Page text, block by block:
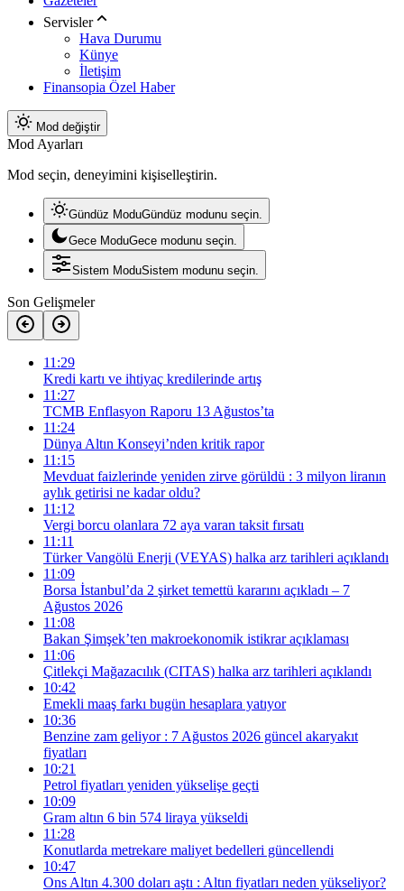
Servisler
Hava Durumu
Künye
İletişim
Finansopia Özel Haber
Mod değiştir
Mod Ayarları
Mod seçin, deneyimini kişiselleştirin.
Gündüz ModuGündüz modunu seçin.
Gece ModuGece modunu seçin.
Sistem ModuSistem modunu seçin.
Son Gelişmeler
11:29
Kredi kartı ve ihtiyaç kredilerinde artış
11:27
TCMB Enflasyon Raporu 13 Ağustos’ta
11:24
Dünya Altın Konseyi’nden kritik rapor
11:15
Mevduat faizlerinde yeniden zirve görüldü : 3 milyon liranın
aylık getirisi ne kadar oldu?
11:12
Vergi borcu olanlara 72 aya varan taksit fırsatı
11:11
Türker Vangölü Enerji (VEYAS) halka arz tarihleri açıklandı
11:09
Borsa İstanbul’da 2 şirket temettü kararını açıkladı – 7
Ağustos 2026
11:08
Bakan Şimşek’ten makroekonomik istikrar açıklaması
11:06
Çitlekçi Mağazacılık (CITAS) halka arz tarihleri açıklandı
10:42
Emekli maaş farkı bugün hesaplara yatıyor
10:36
Benzine zam geliyor : 7 Ağustos 2026 güncel akaryakıt
fiyatları
10:21
Petrol fiyatları yeniden yükselişe geçti
10:09
Gram altın 6 bin 574 liraya yükseldi
11:28
Konutlarda metrekare maliyet bedelleri güncellendi
10:47
Ons Altın 4.300 doları aştı : Altın fiyatları neden yükseliyor?